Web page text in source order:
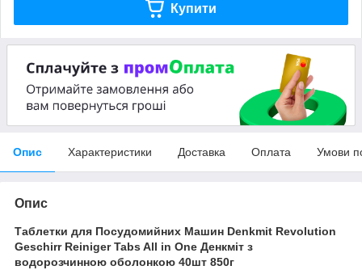
Купити
Опис Характеристики Доставка Оплата Умови
Опис
Таблетки для Посудомийних Машин Denkmit Revolution
Geschirr Reiniger Tabs All in One Денкміт з
водорозчинною оболонкою 40шт 850г